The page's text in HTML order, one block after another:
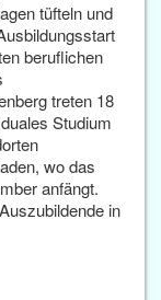
tüfteln und
beruflichen
treten 18
Studium
wo das
anfängt.
in